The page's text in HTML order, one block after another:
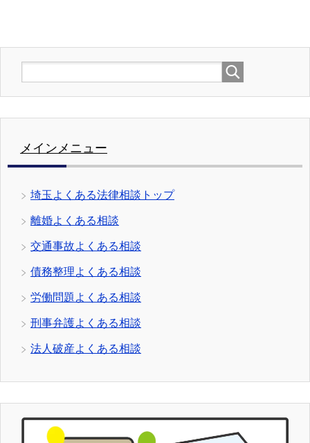
メインメニュー
埼玉よくある法律相談トップ
離婚よくある相談
交通事故よくある相談
債務整理よくある相談
労働問題よくある相談
刑事弁護よくある相談
法人破産よくある相談